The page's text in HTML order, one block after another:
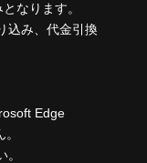
なります。
込み、代金引換
Edge